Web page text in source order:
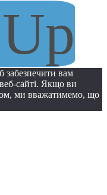
вам
сайті. Якщо ви
ми вважатимемо, що